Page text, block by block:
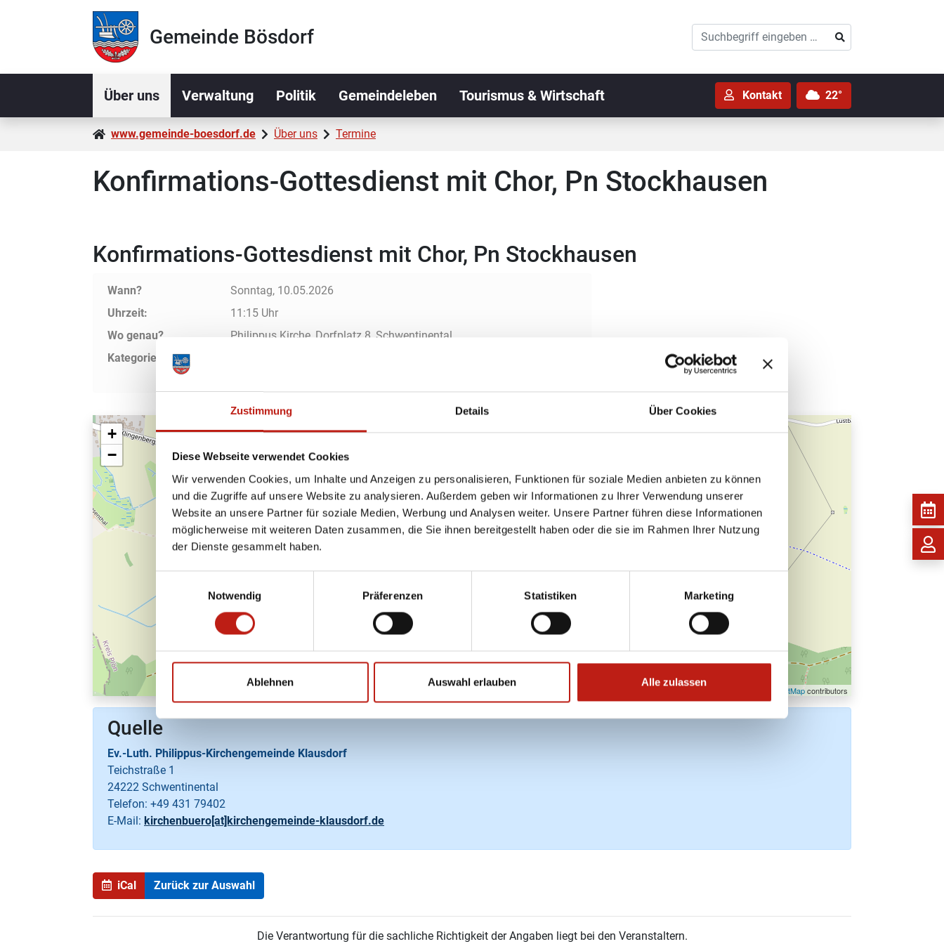
Zustimmung Details Über Cookies
Diese Webseite verwendet Cookies
Wir verwenden Cookies, um Inhalte und Anzeigen zu personalisieren, Funktionen für soziale Medien anbieten zu können
und die Zugriffe auf unsere Website zu analysieren. Außerdem geben wir Informationen zu Ihrer Verwendung unserer
Website an unsere Partner für soziale Medien, Werbung und Analysen weiter. Unsere Partner führen diese Informationen
möglicherweise mit weiteren Daten zusammen, die Sie ihnen bereitgestellt haben oder die sie im Rahmen Ihrer Nutzung
der Dienste gesammelt haben.
Notwendig
Präferenzen Statistiken Marketing
Ablehnen Auswahl erlauben Alle zulassen
Gemeinde Bösdorf Suchen
Über uns Verwaltung Politik Gemeindeleben Tourismus & Wirtschaft Kontakt 22°
www.gemeinde-boesdorf.de Über uns Termine
Konfirmations-Gottesdienst mit Chor, Pn Stockhausen
Konfirmations-Gottesdienst mit Chor, Pn Stockhausen
Wann?
Sonntag, 10.05.2026
Uhrzeit:
11:15 Uhr
Wo genau?
Philippus Kirche, Dorfplatz 8, Schwentinental
Kategorie:
+
−
OpenStreetMapcontributors
Quelle
Ev.-Luth. Philippus-Kirchengemeinde Klausdorf
Teichstraße 1
24222 Schwentinental
Telefon: +49 431 79402
E-Mail: kirchenbuero[at]kirchengemeinde-klausdorf.de
iCal Zurück zur Auswahl
Die Verantwortung für die sachliche Richtigkeit der Angaben liegt bei den Veranstaltern.